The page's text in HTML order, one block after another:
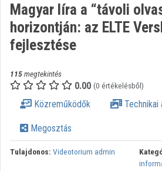
Intézményi felfedezés
Kategóriák
Intézmények
Magyar líra a “távoli
horizontján: az ELTE
fejlesztése
115megtekintés
0.00 (0 értékelésből)
Közreműködők Technikai
Megosztás
Tulajdonos: Videotorium admin